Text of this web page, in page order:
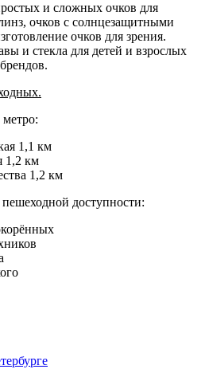
и сложных очков для
очков с солнцезащитными
очков для зрения.
и стекла для детей и взрослых
1,1 км
1,2 км
1,2 км
доступности: